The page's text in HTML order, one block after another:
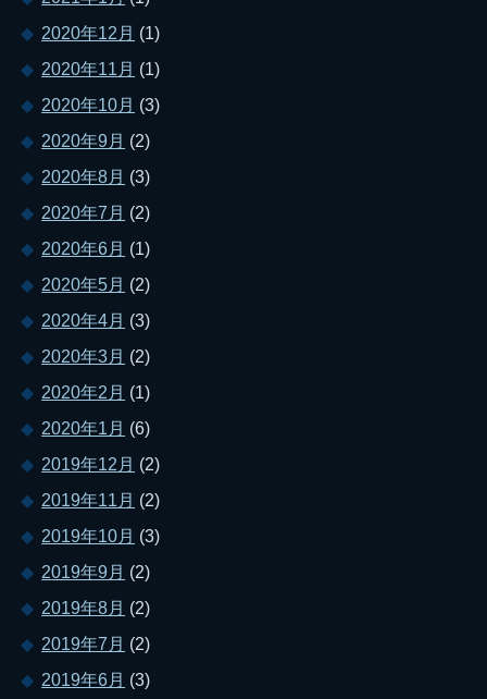
2020年12月 (1)
2020年11月 (1)
2020年10月 (3)
2020年9月 (2)
2020年8月 (3)
2020年7月 (2)
2020年6月 (1)
2020年5月 (2)
2020年4月 (3)
2020年3月 (2)
2020年2月 (1)
2020年1月 (6)
2019年12月 (2)
2019年11月 (2)
2019年10月 (3)
2019年9月 (2)
2019年8月 (2)
2019年7月 (2)
2019年6月 (3)